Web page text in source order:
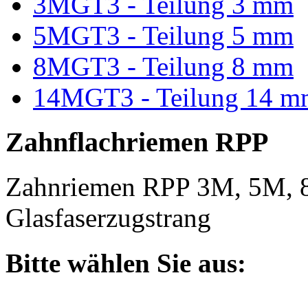
5MGT3 - Teilung 5 mm
8MGT3 - Teilung 8 mm
14MGT3 - Teilung 14
Zahnflachriemen RPP
Zahnriemen RPP 3M, 5M,
Glasfaserzugstrang
Bitte wählen Sie aus: